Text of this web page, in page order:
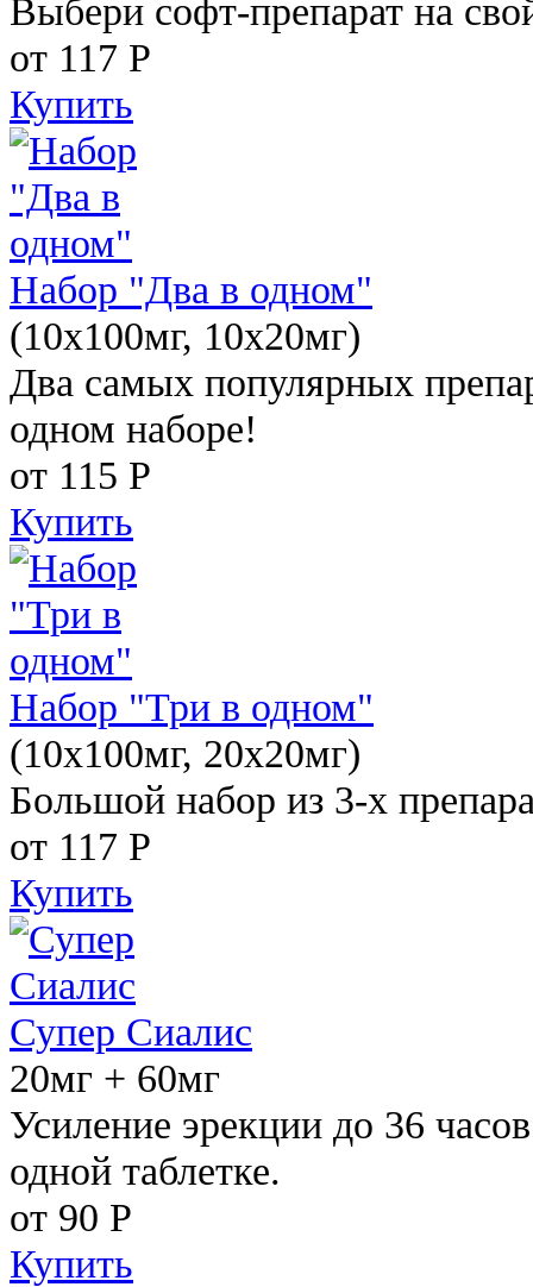
Выбери софт-препарат на
от 117 Р
Купить
Набор "Два в одном"
(10x100мг, 10x20мг)
Два самых популярных
одном наборе!
от 115 Р
Купить
Набор "Три в одном"
(10x100мг, 20x20мг)
Большой набор из 3-х
от 117 Р
Купить
Супер Сиалис
20мг + 60мг
Усиление эрекции до 36
одной таблетке.
от 90 Р
Купить